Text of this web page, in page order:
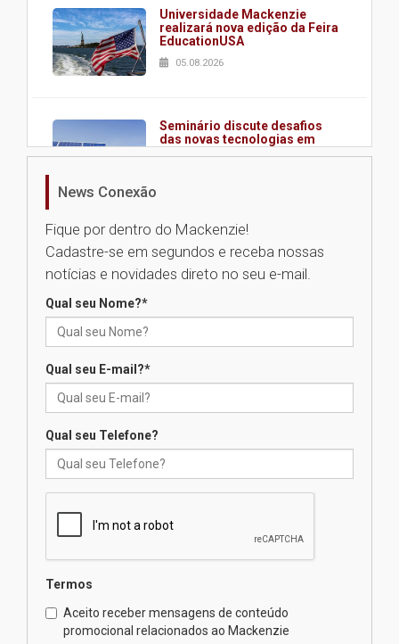
Universidade Mackenzie
realizará nova edição da Feira
EducationUSA
05.08.2026
Seminário discute desafios
das novas tecnologias em
Mackenzie recepciona os
calouros do segundo semestre
de 2026
Como o Colégio Mackenzie
mesmo do Ensino Médio
04.08.2026
Como os pais podem investir
escola
docentes para debater
inovação e desafios da
educação superior
News Conexão
Fique por dentro do Mackenzie!
Cadastre-se em segundos e receba nossas
notícias e novidades direto no seu e-mail.
Qual seu Nome?*
Qual seu E-mail?*
Qual seu Telefone?
Termos
Aceito receber mensagens de conteúdo
promocional relacionados ao Mackenzie